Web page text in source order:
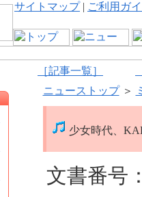
サイトマップ| ご利用ガ
［記事一覧］
ニューストップ＞
少女時代、
文書番号